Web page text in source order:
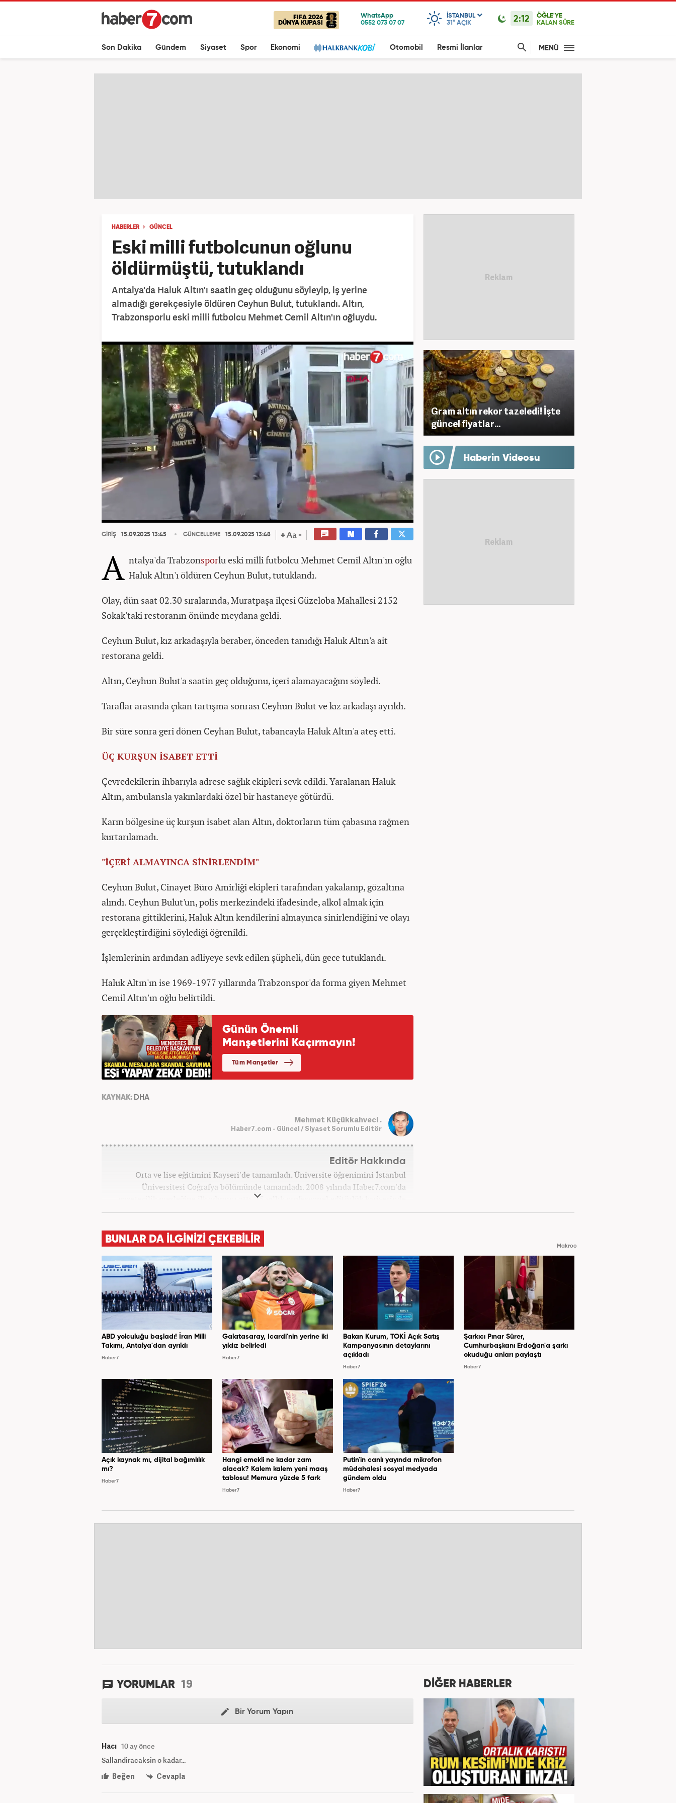
FIFA 2026
DÜNYA KUPASI
ISTANBUL
31° AÇIK 2:12
ÖĞLE'YE
KALAN SÜRE
Son Dakika Gündem Siyaset Spor Ekonomi Otomobil Resmi İlanlar MENÜ
HABERLER GÜNCEL
Eski milli futbolcunun oğlunu
öldürmüştü, tutuklandı
Antalya'da Haluk Altın'ı saatin geç olduğunu söyleyip, iş yerine
almadığı gerekçesiyle öldüren Ceyhun Bulut, tutuklandı. Altın,
Trabzonsporlu eski milli futbolcu Mehmet Cemil Altın'ın oğluydu.
GİRİŞ 15.09.2025 13:45 GÜNCELLEME 15.09.2025 13:48
A ntalya'da Trabzonsporlu eski milli futbolcu Mehmet Cemil Altın'ın oğlu
Haluk Altın'ı öldüren Ceyhun Bulut, tutuklandı.
Olay, dün saat 02.30 sıralarında, Muratpaşa ilçesi Güzeloba Mahallesi 2152
Sokak'taki restoranın önünde meydana geldi.
Ceyhun Bulut, kız arkadaşıyla beraber, önceden tanıdığı Haluk Altın'a ait
restorana geldi.
Altın, Ceyhun Bulut'a saatin geç olduğunu, içeri alamayacağını söyledi.
Taraflar arasında çıkan tartışma sonrası Ceyhun Bulut ve kız arkadaşı ayrıldı.
Bir süre sonra geri dönen Ceyhan Bulut, tabancayla Haluk Altın'a ateş etti.
ÜÇ KURŞUN İSABET ETTİ
Çevredekilerin ihbarıyla adrese sağlık ekipleri sevk edildi. Yaralanan Haluk
Altın, ambulansla yakınlardaki özel bir hastaneye götürdü.
Karın bölgesine üç kurşun isabet alan Altın, doktorların tüm çabasına rağmen
kurtarılamadı.
"İÇERİ ALMAYINCA SİNİRLENDİM"
Ceyhun Bulut, Cinayet Büro Amirliği ekipleri tarafından yakalanıp, gözaltına
alındı. Ceyhun Bulut'un, polis merkezindeki ifadesinde, alkol almak için
restorana gittiklerini, Haluk Altın kendilerini almayınca sinirlendiğini ve olayı
gerçekleştirdiğini söylediği öğrenildi.
İşlemlerinin ardından adliyeye sevk edilen şüpheli, dün gece tutuklandı.
Haluk Altın'ın ise 1969-1977 yıllarında Trabzonspor'da forma giyen Mehmet
Cemil Altın'ın oğlu belirtildi.
KAYNAK: DHA
Mehmet Küçükkahveci .
Haber7.com - Güncel / Siyaset Sorumlu Editör
Editör Hakkında
Orta ve lise eğitimini Kayseri'de tamamladı. Üniversite öğrenimini İstanbul
Üniversitesi Coğrafya bölümünde tamamladı. 2008 yılında Haber7.com'da
gazetecilik mesleğine ilk adımını attı. 15 yıllık profesyonel editörlük kariyerinde
tüm kategorilerde görev yaptı. Meslek hayatına Haber7.com'da 'Güncel/Siyaset
Gram altın rekor tazeledi! İşte
güncel fiyatlar...
Haberin Videosu
BUNLAR DA İLGİNİZİ ÇEKEBİLİR
Makroo
ABD yolculuğu başladı! İran Milli
Takımı, Antalya'dan ayrıldı
Haber7
Galatasaray, Icardi'nin yerine iki
yıldız belirledi
Haber7
Bakan Kurum, TOKİ Açık Satış
Kampanyasının detaylarını
açıkladı
Haber7
Şarkıcı Pınar Sürer,
Cumhurbaşkanı Erdoğan'a şarkı
okuduğu anları paylaştı
Haber7
Açık kaynak mı, dijital bağımlılık
mı?
Haber7
Hangi emekli ne kadar zam
alacak? Kalem kalem yeni maaş
tablosu! Memura yüzde 5 fark
Haber7
Putin'in canlı yayında mikrofon
müdahalesi sosyal medyada
gündem oldu
Haber7
YORUMLAR 19
Bir Yorum Yapın
Hacı 10 ay önce
Sallandiracaksin o kadar...
Beğen
Cevapla
DİĞER HABERLER